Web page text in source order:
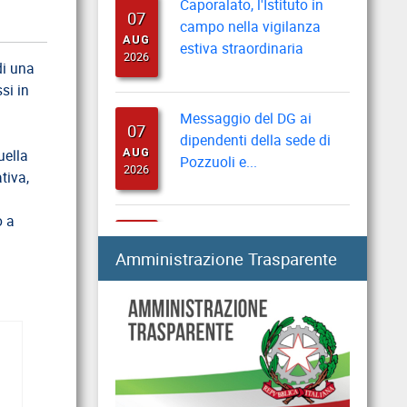
una
in
a
AUG
2026
campo nella vigilanza
estiva straordinaria
AUG
2026
dipendenti della sede di
Pozzuoli e...
07
AUG
indicazioni per domande
“progetto di vita”
07
2026
Collegi di merito, al via i
rinnovi per l’anno
accademico...
Amministrazione Trasparente